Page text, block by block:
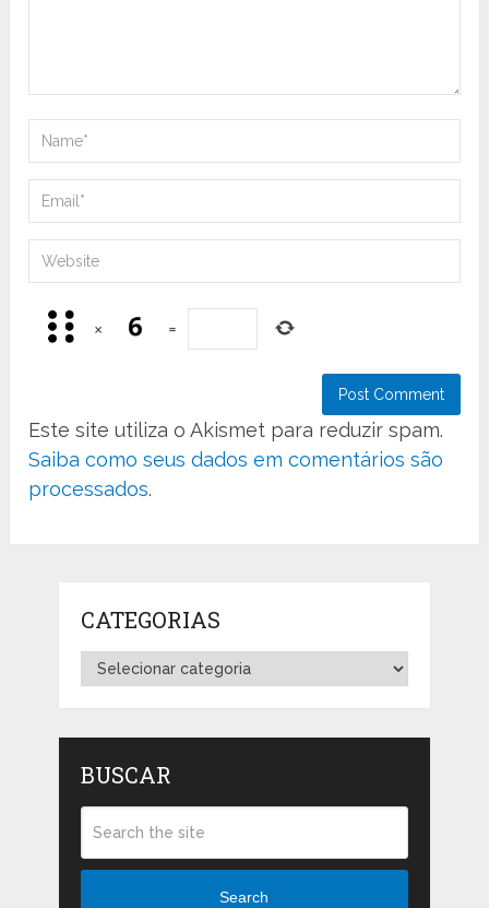
× =
Este site utiliza o Akismet para reduzir spam.
Saiba como seus dados em comentários são
processados.
CATEGORIAS
Categorias
BUSCAR
Search